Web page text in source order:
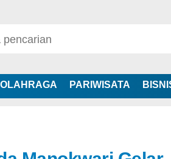
OLAHRAGA PARIWISATA